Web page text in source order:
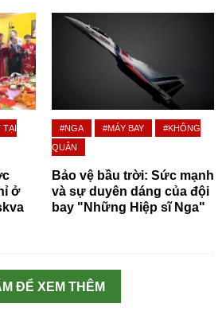
TẠI
ở
#NGA #MÁY BAY
#KHÔNG
QUÂN
Bảo vệ bầu trời: Sức mạnh
và sự duyên dáng của đội
bay "Những Hiệp sĩ Nga"
ĐỂ XEM THÊM